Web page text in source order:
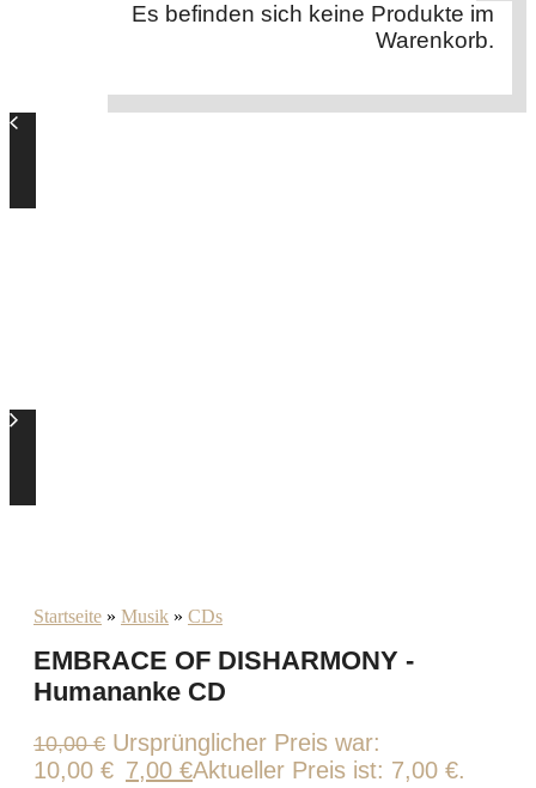
Es befinden sich keine Produkte im
Warenkorb.
Startseite » Musik » CDs
EMBRACE OF DISHARMONY -
Humananke CD
10,00€ Ursprünglicher Preis war:
10,00 € 7,00 €Aktueller Preis ist: 7,00 €.